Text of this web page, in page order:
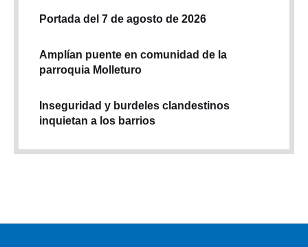
Portada del 7 de agosto de 2026
Amplían puente en comunidad de la
parroquia Molleturo
Inseguridad y burdeles clandestinos
inquietan a los barrios